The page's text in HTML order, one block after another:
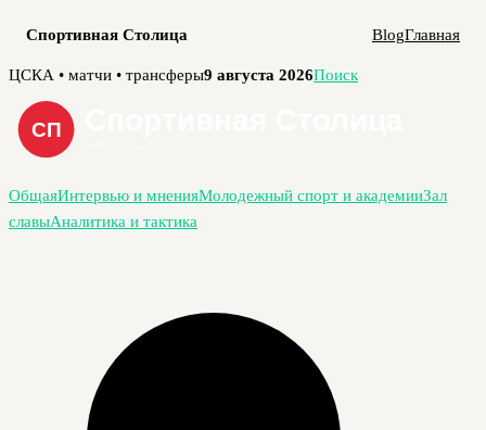
Спортивная Столица BlogГлавная
Перейти
содержимому
ЦСКА • матчи • трансферы9 августа 2026Поиск
ОбщаяИнтервью и мненияМолодежный спорт и академииЗал
славыАналитика и тактика